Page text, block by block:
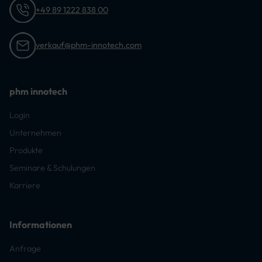
+49 89 1222 838 00
verkauf@phm-innotech.com
phm innotech
Login
Unternehmen
Produkte
Seminare & Schulungen
Karriere
Informationen
Anfrage